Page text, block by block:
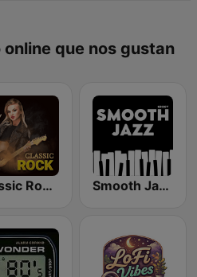
que nos gustan
Classic Rock Station Smooth Jazz - Groov